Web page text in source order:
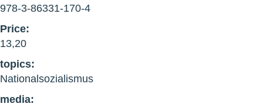
978-3-86331-170-4
Price:
13,20
topics:
Nationalsozialismus
media: